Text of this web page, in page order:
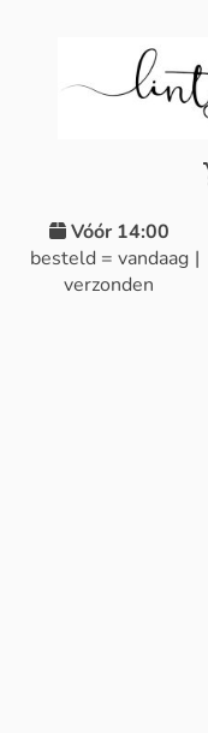
Vóór 14:00
besteld = vandaag
verzonden
|